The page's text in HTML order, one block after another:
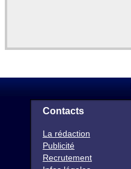
Contacts
La rédaction
Publicité
Recrutement